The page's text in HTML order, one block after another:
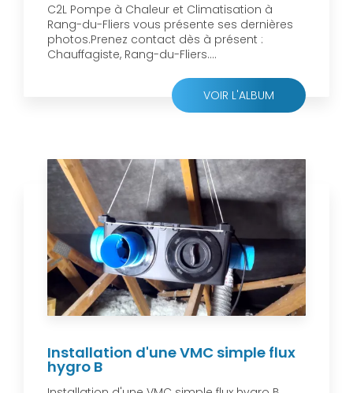
C2L Pompe à Chaleur et Climatisation à
Rang-du-Fliers vous présente ses dernières
photos.Prenez contact dès à présent :
Chauffagiste, Rang-du-Fliers....
VOIR L'ALBUM
Installation d'une VMC simple flux
hygro B